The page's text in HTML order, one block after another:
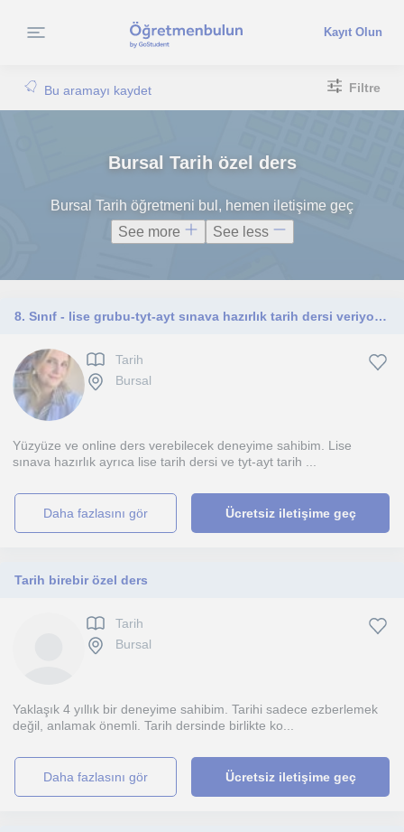
Kayıt Olun
Bu aramayı kaydet Filtre
Bursal Tarih özel ders
Bursal Tarih öğretmeni bul, hemen iletişime geç
See more
See less
8. Sınıf - lise grubu-tyt-ayt sınava hazırlık tarih dersi veriyorum.
Tarih
Bursal
Yüzyüze ve online ders verebilecek deneyime sahibim. Lise
sınava hazırlık ayrıca lise tarih dersi ve tyt-ayt tarih ...
daha fazlasını gör Ücretsiz iletişime geç
Tarih birebir özel ders
Tarih
Bursal
Yaklaşık 4 yıllık bir deneyime sahibim. Tarihi sadece ezberlemek
değil, anlamak önemli. Tarih dersinde birlikte ko...
daha fazlasını gör Ücretsiz iletişime geç